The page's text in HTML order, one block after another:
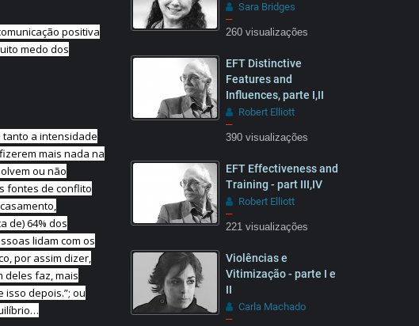
positiva
medo dos
tanto a intensidade
mais nada na
ou não
fontes de conflito
de) 64% dos
lidam com os
por assim dizer,
deles faz, mais
isso depois.”; ou
50:16
Sara Bridges
–
260 visualizações
EFT Distinctive
Features and
Influences, parte I,II
Robert Elliott
–
390 visualizações
09:22
EFT Effectiveness and
Training - part III,IV
Robert Elliott
–
221 visualizações
Violências e
Vitimização - parte I e
II
Carla Machado
–